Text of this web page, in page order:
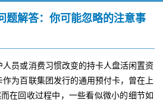
题解答：你可能忽略的注意事
员或消费习惯改变的持卡人盘活闲置资
为百联集团发行的通用预付卡，曾在上
在回收过程中，一些看似微小的细节如